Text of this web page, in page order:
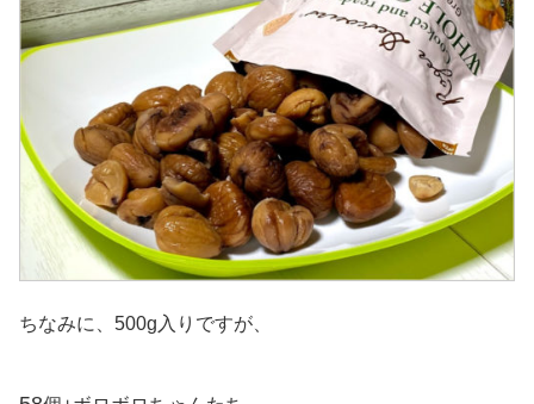
ちなみに、500g入りですが、